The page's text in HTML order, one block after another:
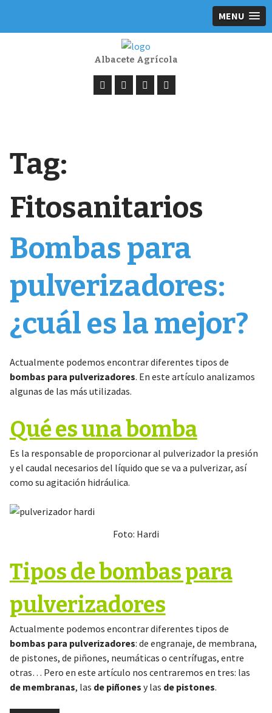
MENU
Albacete Agrícola
Tag:
Fitosanitarios
Bombas para
pulverizadores:
¿cuál es la mejor?
Actualmente podemos encontrar diferentes tipos de
bombas para pulverizadores. En este artículo analizamos
algunas de las más utilizadas.
Qué es una bomba
Es la responsable de proporcionar al pulverizador la presión
y el caudal necesarios del líquido que se va a pulverizar, así
como su agitación hidráulica.
Foto: Hardi
Tipos de bombas para
pulverizadores
Actualmente podemos encontrar diferentes tipos de
bombas para pulverizadores: de engranaje, de membrana,
de pistones, de piñones, neumáticas o centrífugas, entre
otras… Pero en este artículo nos centraremos en tres: las
de membranas, las de piñones y las de pistones.